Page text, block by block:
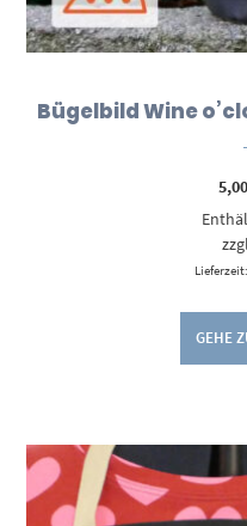
Bügelbild Wine
5,00
GEHE